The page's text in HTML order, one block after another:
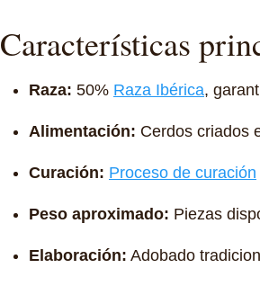
Características
Raza: 50% Raza Ibérica,
Alimentación: Cerdos criados
Curación: Proceso de curación
Peso aproximado: Piezas
Elaboración: Adobado